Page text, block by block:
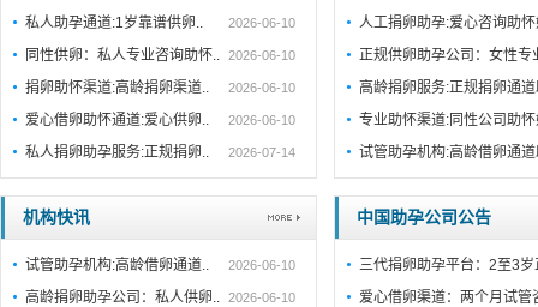
私人助孕通道:1岁靠谱供卵.. 2026-06-10
同性供卵：私人专业咨询助怀.. 2026-06-10
捐卵助怀渠道:高龄捐卵渠道.. 2026-06-10
爱心借卵助怀通道:爱心供卵.. 2026-06-10
私人捐卵助孕服务:正规捐卵.. 2026-07-14
人工捐卵助孕:爱心咨询助
正规供卵助孕公司：女性
高龄捐卵服务:正规捐卵通
专业助怀渠道:同性公司助
试管助孕机构:高龄借卵通
机构快讯
试管助孕机构:高龄借卵通道.. 2026-06-10
高龄捐卵助孕公司：私人供卵.. 2026-06-10
中国助孕公司公告
三代捐卵助孕平台：2至3
爱心借卵渠道：两个月试